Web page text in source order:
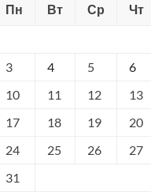
Пн
Вт Ср Чт
3
4 5 6
10
11 12 13
17
18 19 20
24
25 26 27
31